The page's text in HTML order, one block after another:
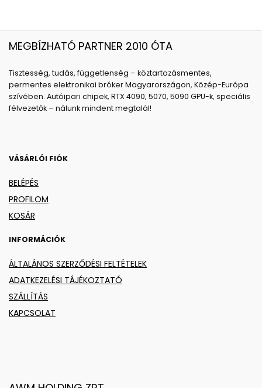
MEGBÍZHATÓ PARTNER 2010 ÓTA
Tisztesség, tudás, függetlenség – köztartozásmentes,
permentes elektronikai bróker Magyarországon, Közép-Európa
szívében. Autóipari chipek, RTX 4090, 5070, 5090 GPU-k, speciális
félvezetők – nálunk mindent megtalál!
VÁSÁRLÓI FIÓK
BELÉPÉS
PROFILOM
KOSÁR
INFORMÁCIÓK
ÁLTALÁNOS SZERZŐDÉSI FELTÉTELEK
ADATKEZELÉSI TÁJÉKOZTATÓ
SZÁLLÍTÁS
KAPCSOLAT